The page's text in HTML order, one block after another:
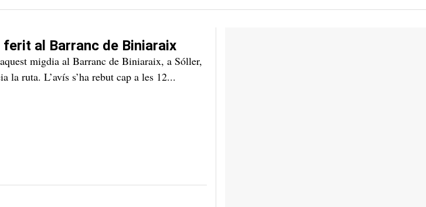
al Barranc de Biniaraix
migdia al Barranc de Biniaraix, a Sóller,
la ruta. L’avís s’ha rebut cap a les 12...